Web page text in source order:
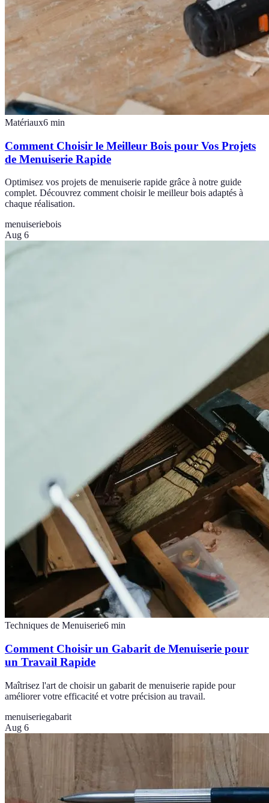
Matériaux6 min
Comment Choisir le Meilleur Bois pour Vos Projets
de Menuiserie Rapide
Optimisez vos projets de menuiserie rapide grâce à notre guide
complet. Découvrez comment choisir le meilleur bois adaptés à
chaque réalisation.
menuiseriebois
Aug 6
Techniques de Menuiserie6 min
Comment Choisir un Gabarit de Menuiserie pour
un Travail Rapide
Maîtrisez l'art de choisir un gabarit de menuiserie rapide pour
améliorer votre efficacité et votre précision au travail.
menuiseriegabarit
Aug 6